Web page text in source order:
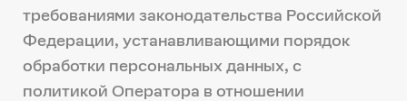
требованиями законодательства Российской
Федерации, устанавливающими порядок
обработки персональных данных, с
политикой Оператора в отношении